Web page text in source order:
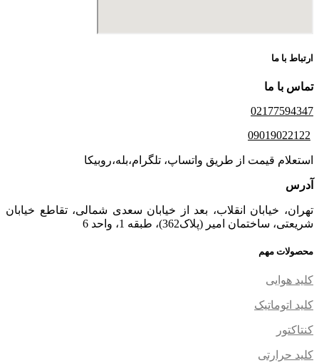
ارتباط با ما
تماس با ما
02177594347
09019022122
استعلام قیمت از طریق واتساپ، تلگرام،بله،روبیکا
آدرس
تهران، خیابان انقلاب، بعد از خیابان سعدی شمالی، تقاطع خیابان
شریعتی، ساختمان امیر (پلاک362)، طبقه 1، واحد 6
محصولات مهم
کلید هوایی
کلید اتوماتیک
کنتاکتور
کلید حرارتی